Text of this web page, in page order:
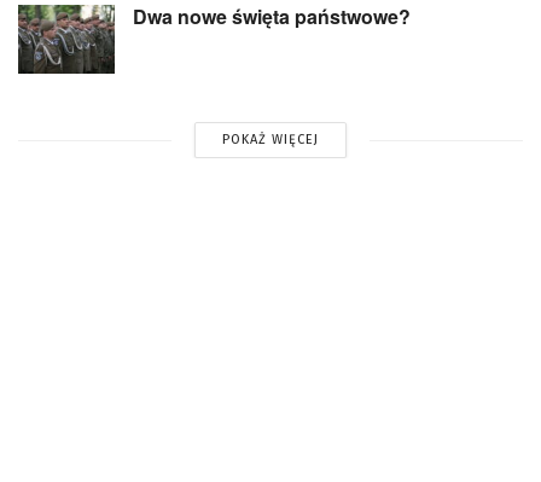
Dwa nowe święta państwowe?
POKAŻ WIĘCEJ